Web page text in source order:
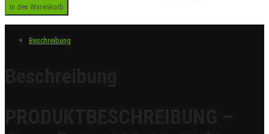
In den Warenkorb
Beschreibung